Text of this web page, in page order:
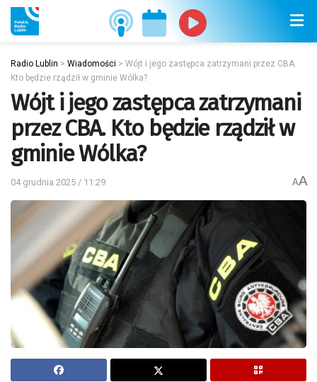
Radio Lublin > Wiadomości > Wójt i jego zastępca zatrzymani przez CBA.
Kto będzie rządził w gminie Wólka?
Wójt i jego zastępca zatrzymani
przez CBA. Kto będzie rządził w
gminie Wólka?
04 grudnia 2025 / 11:29 AA